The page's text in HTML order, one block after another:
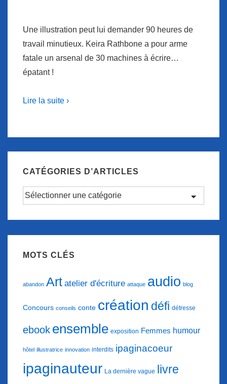
Une illustration peut lui demander 90 heures de
travail minutieux. Keira Rathbone a pour arme
fatale un arsenal de 30 machines à écrire…
épatant !
Lire la suite ›
CATÉGORIES D’ARTICLES
Catégories
MOTS CLÉS
abandon Art atelier d'écriture attaque audio blog
Concours conseils conte création défi détresse
ebook ensemble exposition Femmes humour
hôtel illustratrice innovation interdits ipaginacoeur
ipaginauteur La dernière vague livre